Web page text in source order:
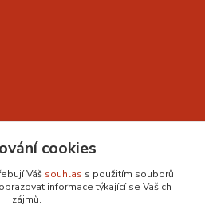
cookies
Váš souhlas s použitím souborů
informace týkající se Vašich
zájmů.